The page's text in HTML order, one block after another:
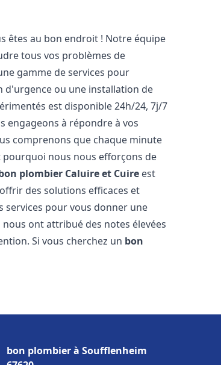
êtes au bon endroit ! Notre équipe
tous vos problèmes de
gamme de services pour
d'urgence ou une installation de
est disponible 24h/24, 7j/7
engageons à répondre à vos
comprenons que chaque minute
nous nous efforçons de
plombier Caluire et Cuire est
des solutions efficaces et
services pour vous donner une
ont attribué des notes élevées
Si vous cherchez un bon
bon plombier à Soufflenheim